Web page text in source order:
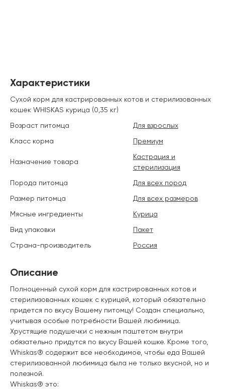
Описание
Полноценный сухой корм для кастрированных котов и
стерилизованных кошек с курицей, который обязательно
придется по вкусу Вашему питомцу! Создан специально,
учитывая особые потребности Вашей любимица.
Хрустящие подушечки с нежным паштетом внутри
обязательно придутся по вкусу Вашей кошке. Кроме того,
Whiskas® содержит все необходимое, чтобы еда Вашей
стерилизованной любимица была не только вкусной, но и
полезной.
Whiskas® это:
Характеристики
Сухой корм для кастрированных котов и стерилизованных
кошек WHISKAS курица (0,35 кг)
Возраст питомца
Для взрослых
Класс корма
Премиум
Назначение товара
Кастрация и
стерилизация
Порода питомца
Для всех пород
Размер питомца
Для всех размеров
Мясные ингредиенты
Курица
Вид упаковки
Пакет
Страна-производитель
Россия